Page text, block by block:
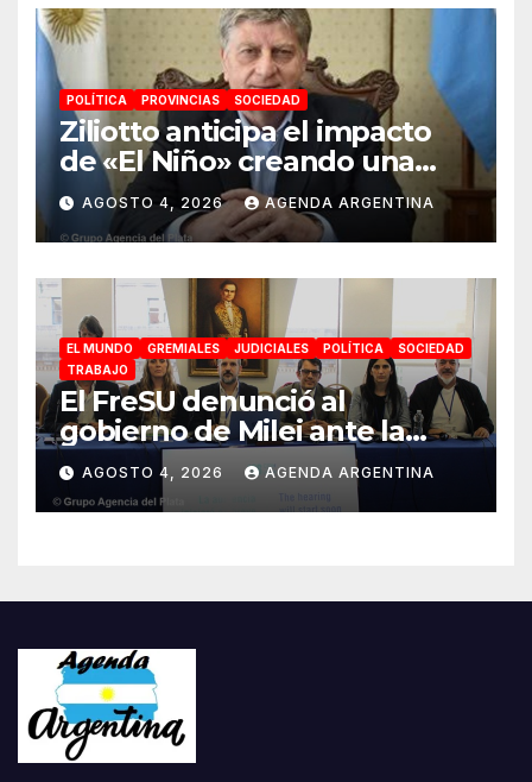
POLÍTICA PROVINCIAS SOCIEDAD
Ziliotto anticipa el impacto
de «El Niño» creando una
«Unidad de Gestión» para
proteger el territorio
pampeano
AGOSTO 4, 2026 AGENDA ARGENTINA
EL MUNDO GREMIALES JUDICIALES POLÍTICA
SOCIEDAD
TRABAJO
El FreSU denunció al
gobierno de Milei ante la
CIDH por la reforma laboral y
la persecución a dirigentes
sindicales
AGOSTO 4, 2026 AGENDA ARGENTINA